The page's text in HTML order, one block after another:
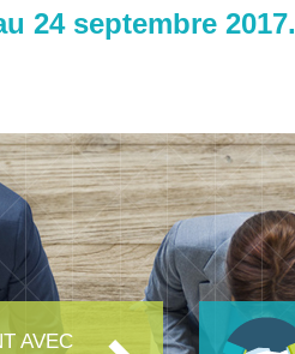
24 septembre 2017.
AVEC